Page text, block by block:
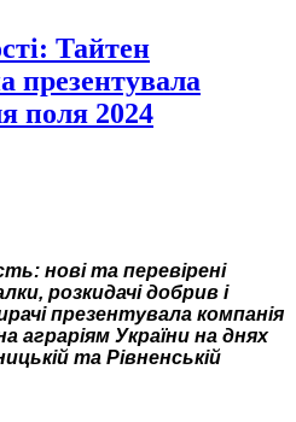
Тайтен
презентувала
поля 2024
нові та перевірені
розкидачі добрив і
презентувала компанія
аграріям України на днях
та Рівненській